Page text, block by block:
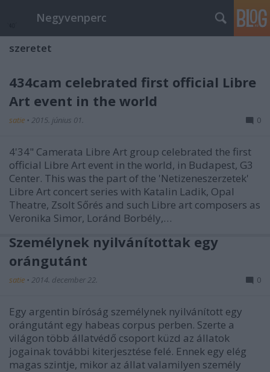
Negyvenperc
szeretet
434cam celebrated first official Libre
Art event in the world
satie • 2015. június 01. 0
4'34" Camerata Libre Art group celebrated the first
official Libre Art event in the world, in Budapest, G3
Center. This was the part of the 'Netizeneszerzetek'
Libre Art concert series with Katalin Ladik, Opal
Theatre, Zsolt Sőrés and such Libre art composers as
Veronika Simor, Loránd Borbély,…
Személynek nyilvánítottak egy
orángutánt
satie • 2014. december 22. 0
Egy argentin bíróság személynek nyilvánított egy
orángutánt egy habeas corpus perben. Szerte a
világon több állatvédő csoport küzd az állatok
jogainak további kiterjesztése felé. Ennek egy elég
magas szintje, mikor az állat valamilyen személy